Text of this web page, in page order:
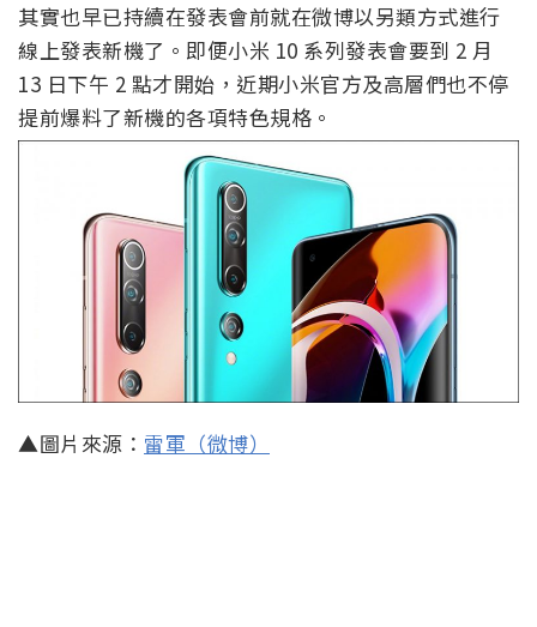
其實也早已持續在發表會前就在微博以另類方式進行
線上發表新機了。即便小米 10 系列發表會要到 2 月
13 日下午 2 點才開始，近期小米官方及高層們也不停
提前爆料了新機的各項特色規格。
▲圖片來源： 雷軍（微博）